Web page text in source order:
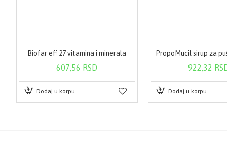
Biofar eff 27 vitamina i minerala
607,56 RSD
Dodaj u korpu
PropoMucil sirup za
922,32
Dodaj u korpu